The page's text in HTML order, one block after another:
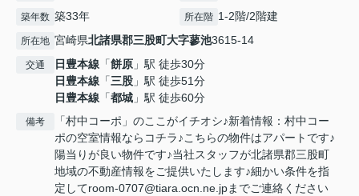
築年数 築33年 所在階 1-2階/2階建
所在地 宮崎県北諸県郡三股町大字蓼池3615-14
交通 日豊本線 「餅原 」駅 徒歩30分
日豊本線 「三股 」駅 徒歩51分
日豊本線 「都城 」駅 徒歩60分
備考
「村中コーポ」のここがイチオシ♪新着情報：村中コー
ポの空室情報ならコチラ♪こちらの物件はアパートです♪
陽当りが良い物件です♪当社スタッフが北諸県郡三股町
地域の不動産情報をご提供いたします♪細かい条件を指
定してroom-0707@tiara.ocn.ne.jpまでご連絡ください